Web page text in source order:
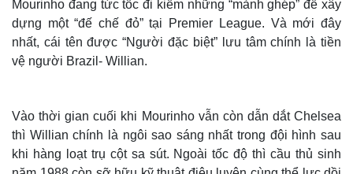
Mourinho đang tức tốc đi kiếm những “mảnh ghép” để xây
dựng một “đế chế đỏ” tại Premier League. Và mới đây
nhất, cái tên được “Người đặc biệt” lưu tâm chính là tiền
vệ người Brazil- Willian.
Vào thời gian cuối khi Mourinho vẫn còn dẫn dắt Chelsea
thì Willian chính là ngôi sao sáng nhất trong đội hình sau
khi hàng loạt trụ cột sa sút. Ngoài tốc độ thì cầu thủ sinh